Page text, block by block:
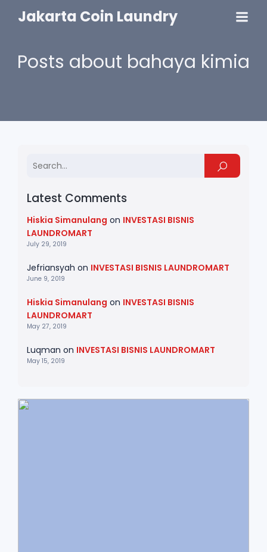
Jakarta Coin Laundry
Posts about bahaya kimia
Latest Comments
Hiskia Simanulang on INVESTASI BISNIS
LAUNDROMART
July 29, 2019
Jefriansyah on INVESTASI BISNIS LAUNDROMART
June 9, 2019
Hiskia Simanulang on INVESTASI BISNIS
LAUNDROMART
May 27, 2019
Luqman on INVESTASI BISNIS LAUNDROMART
May 15, 2019